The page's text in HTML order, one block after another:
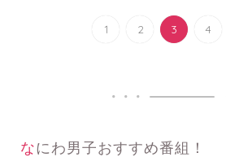
1 2 3 4
なにわ男子おすすめ番組！